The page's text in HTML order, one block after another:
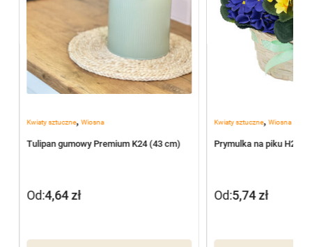
Kwiaty sztuczne, Wiosna
Tulipan gumowy Premium K24 (43 cm)
Od:4,64zł
Kwiaty sztuczne,Wiosna
Prymulka na piku H297
Od:5,74zł